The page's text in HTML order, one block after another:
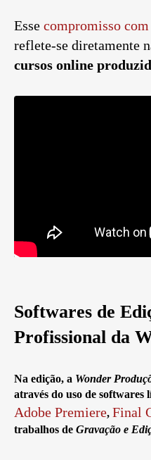
Esse compromisso
reflete-se diretamente
cursos online
Softwares de
Profissional da
Na edição, a Wonder
através do uso de softwares
Adobe Premiere, Final
trabalhos de Gravação e